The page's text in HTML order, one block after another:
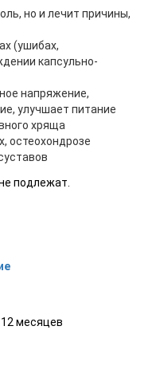
но и лечит причины,
(ушибах,
капсульно-
напряжение,
улучшает питание
хряща
остеохондрозе
подлежат.
месяцев